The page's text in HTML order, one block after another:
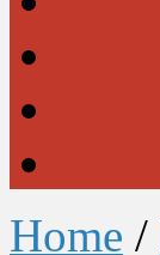
Home /